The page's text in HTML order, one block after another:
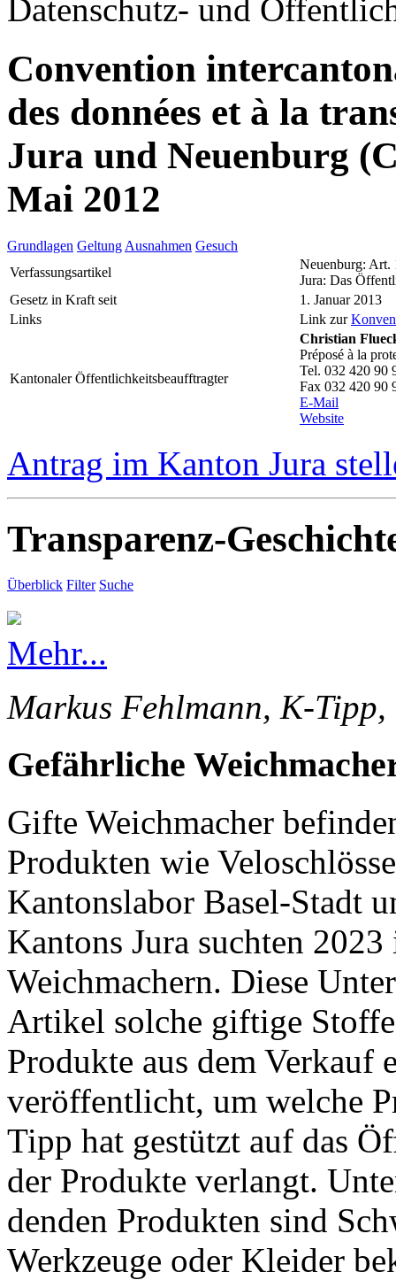
Datenschutz- und
Convention
des données et à la
Jura und Neuenburg
Mai 2012
Grundlagen Geltung Ausnahmen Gesuch
Verfassungsartikel
Neuenburg: Art.
Jura: Das
Gesetz in Kraft seit
1. Januar 2013
Links
Link zur
Kantonaler Öffentlichkeitsbeaufftragter
Christian
Préposé à la
Tel. 032 420 90
Fax 032 420 90
E-Mail
Website
Antrag im Kanton Jura
Transparenz-
Überblick Filter Suche
Mehr...
Markus Fehlmann, K-Tipp,
Gefährliche
Gifte Weichmacher
Produkten wie
Kantonslabor Basel-Stadt
Kantons Jura suchten
Weichmachern. Diese
Artikel solche giftige
Produkte aus dem
veröffentlicht, um welche
Tipp hat gestützt auf das
der Produkte verlangt.
denden Produkten sind
Werkzeuge oder Kleider